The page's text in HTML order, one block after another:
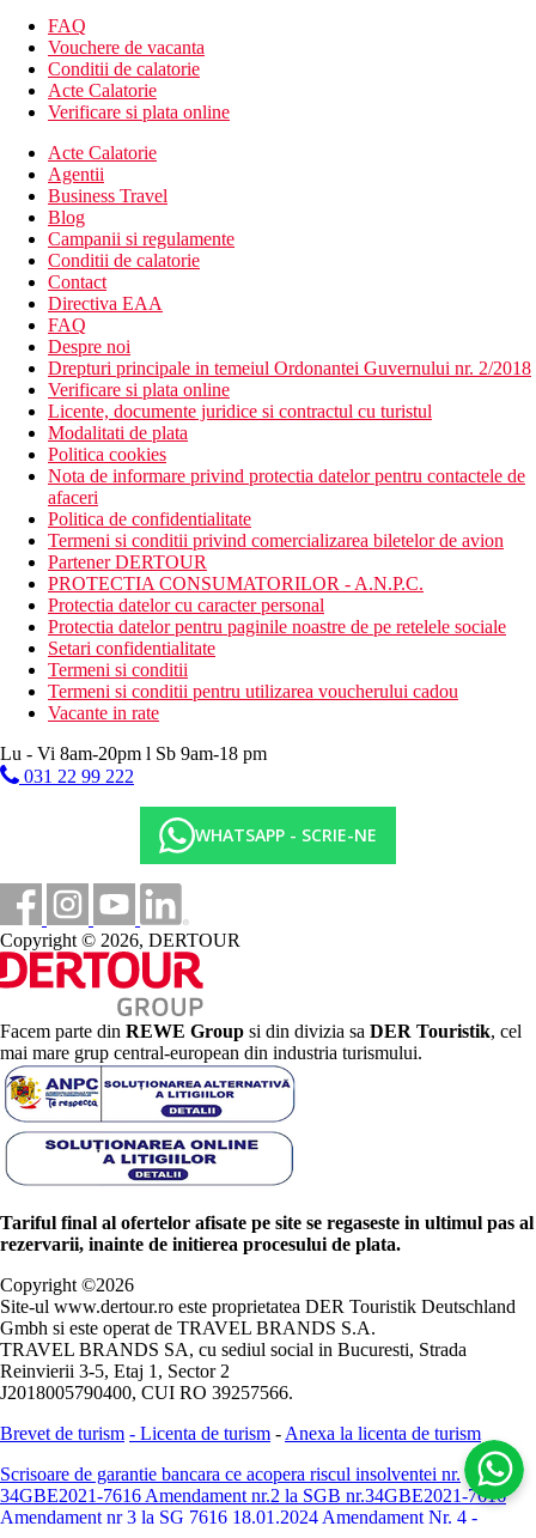
FAQ
Vouchere de vacanta
Conditii de calatorie
Acte Calatorie
Verificare si plata online
Acte Calatorie
Agentii
Business Travel
Blog
Campanii si regulamente
Conditii de calatorie
Contact
Directiva EAA
FAQ
Despre noi
Drepturi principale in temeiul Ordonantei Guvernului nr. 2/2018
Verificare si plata online
Licente, documente juridice si contractul cu turistul
Modalitati de plata
Politica cookies
Nota de informare privind protectia datelor pentru contactele de
afaceri
Politica de confidentialitate
Termeni si conditii privind comercializarea biletelor de avion
Partener DERTOUR
PROTECTIA CONSUMATORILOR - A.N.P.C.
Protectia datelor cu caracter personal
Protectia datelor pentru paginile noastre de pe retelele sociale
Setari confidentialitate
Termeni si conditii
Termeni si conditii pentru utilizarea voucherului cadou
Vacante in rate
Lu - Vi 8am-20pm l Sb 9am-18 pm
031 22 99 222
WHATSAPP - SCRIE-NE
Copyright © 2026, DERTOUR
Facem parte din REWE Group si din divizia sa DER Touristik, cel
mai mare grup central-european din industria turismului.
Tariful final al ofertelor afisate pe site se regaseste in ultimul pas al
rezervarii, inainte de initierea procesului de plata.
Copyright ©2026
Site-ul www.dertour.ro este proprietatea DER Touristik Deutschland
Gmbh si este operat de TRAVEL BRANDS S.A.
TRAVEL BRANDS SA, cu sediul social in Bucuresti, Strada
Reinvierii 3-5, Etaj 1, Sector 2
J2018005790400, CUI RO 39257566.
Brevet de turism - Licenta de turism - Anexa la licenta de turism
Scrisoare de garantie bancara ce acopera riscul insolventei nr.
34GBE2021-7616 Amendament nr.2 la SGB nr.34GBE2021-7616
Amendament nr 3 la SG 7616 18.01.2024 Amendament Nr. 4 -